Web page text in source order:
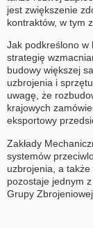
jest zwiększenie
kontraktów, w tym
Jak podkreślono w
strategię
budowy większej
uzbrojenia i
uwagę, że
krajowych
eksportowy
Zakłady
systemów
uzbrojenia, a także
pozostaje jednym
Grupy Zbrojeniowej.